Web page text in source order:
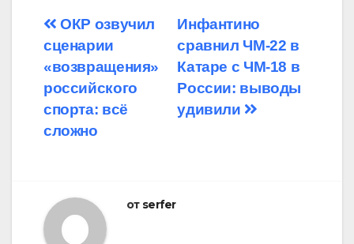
Навигация
по
записям
Инфантино
сравнил ЧМ-22 в
Катаре с ЧМ-18 в
России: выводы
удивили
ОКР озвучил
сценарии
«возвращения»
российского
спорта: всё
сложно
от serfer